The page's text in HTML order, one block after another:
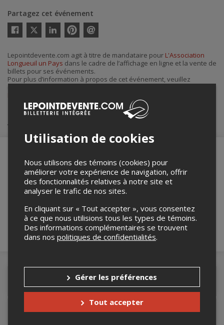
Partagez cet événement
Twitter
courriel
Lepointdevente.com agit à titre de mandataire pour L'Association
Longueuil un Pays dans le cadre de l’affichage en ligne et la vente de
billets pour ses événements.
Pour plus d’information à propos de cet événement, veuillez
Achat de billets
Merci de confirmer que vous n'êtes pas un
robot ci-bas.
Détails de l'événement
Lieu de l'événement
Utilisation de cookies
Nous utilisons des témoins (cookies) pour
améliorer votre expérience de navigation, offrir
des fonctionnalités relatives à notre site et
analyser le trafic de nos sites.
En cliquant sur « Tout accepter », vous consentez
à ce que nous utilisions tous les types de témoins.
Des informations complémentaires se trouvent
dans nos politiques de confidentialités.
Gérer les préférences
Tout accepter